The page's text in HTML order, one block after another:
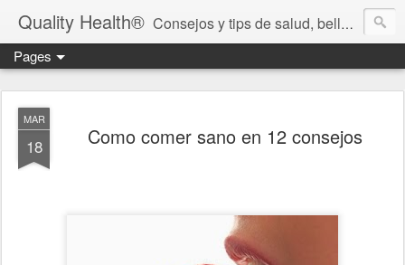
Quality Health® Consejos y tips de salud, belleza y cuidado personal.
Pages
MAR
18 Como comer sano en 12 consejos